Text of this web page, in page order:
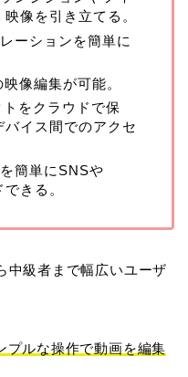
像を引き立てる。
ーションを簡単に
像編集が可能。
をクラウドで保
イス間でのアクセ
簡単にSNSや
きる。
中級者まで幅広いユーザ
プルな操作で動画を編集